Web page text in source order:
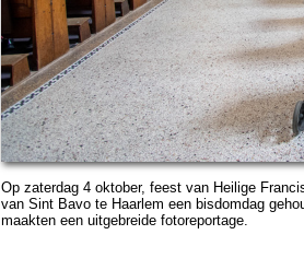
Op zater­dag 4 ok­to­ber, feest van Heilige
van Sint Bavo te Haar­lem een bisdom­dag
maakten een uit­ge­breide fotoreportage.